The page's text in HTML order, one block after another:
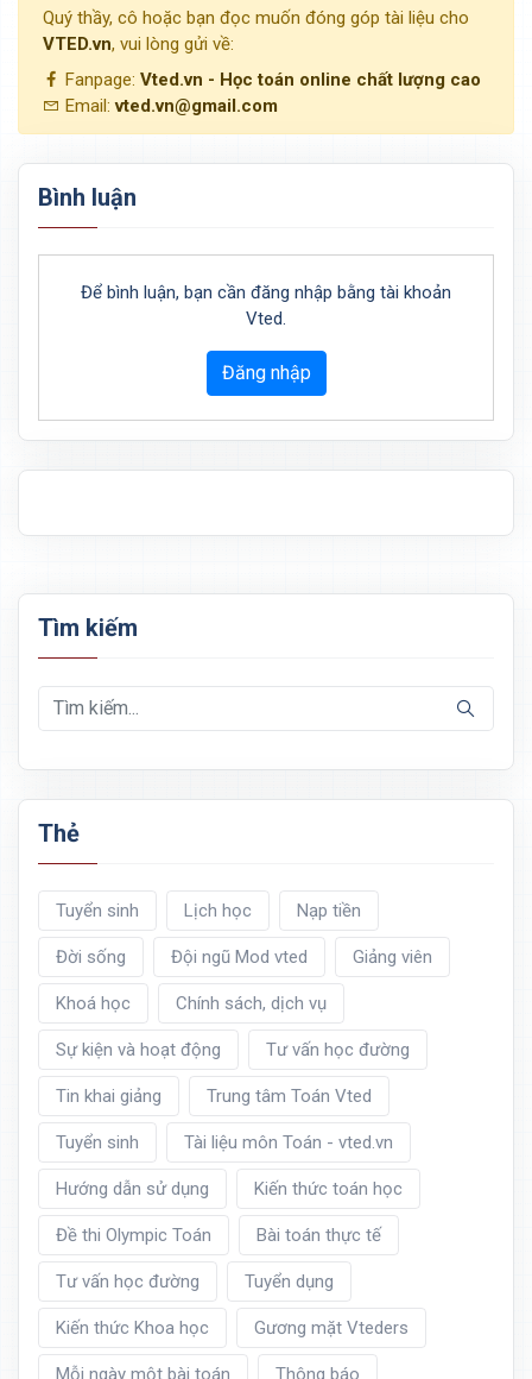
Quý thầy, cô hoặc bạn đọc muốn đóng góp tài liệu cho
VTED.vn, vui lòng gửi về:
Fanpage: Vted.vn - Học toán online chất lượng cao
Email:vted.vn@gmail.com
Bình luận
Để bình luận, bạn cần đăng nhập bằng tài khoản
Vted.
Đăng nhập
Tìm kiếm
Thẻ
Tuyển sinh Lịch học Nạp tiền
Đời sống Đội ngũ Mod vted Giảng viên
Khoá học Chính sách, dịch vụ
Sự kiện và hoạt động Tư vấn học đường
Tin khai giảng Trung tâm Toán Vted
Tuyển sinh Tài liệu môn Toán - vted.vn
Hướng dẫn sử dụng Kiến thức toán học
Đề thi Olympic Toán Bài toán thực tế
Tư vấn học đường Tuyển dụng
Kiến thức Khoa học Gương mặt Vteders
Mỗi ngày một bài toán Thông báo